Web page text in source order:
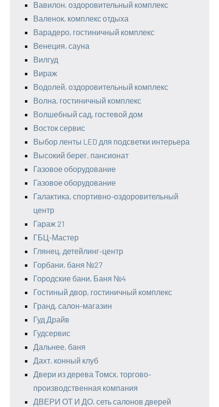
Вавилон, оздоровительный комплекс
Валенок, комплекс отдыха
Варадеро, гостиничный комплекс
Венеция, сауна
Вилгуд
Вираж
Водолей, оздоровительный комплекс
Волна, гостиничный комплекс
Волшебный сад, гостевой дом
Восток сервис
Выбор ленты LED для подсветки интерьера
Высокий берег, пансионат
Газовое оборудование
Газовое оборудование
Галактика, спортивно-оздоровительный
центр
Гараж 21
ГБЦ-Мастер
Глянец, детейлинг-центр
Горбани, баня №27
Городские бани, Баня №4
Гостиный двор, гостиничный комплекс
Гранд, салон-магазин
Гуд Драйв
Гудсервис
Дальнее, баня
Дахт, конный клуб
Двери из дерева Томск, торгово-
производственная компания
ДВЕРИ ОТ И ДО, сеть салонов дверей